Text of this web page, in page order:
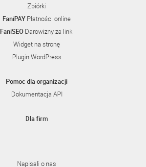
Zbiórki
FaniPAY Płatności online
FaniSEODarowizny za linki
Widget na stronę
Plugin WordPress
Pomoc dla organizacji
Dokumentacja API
Dla firm
Napisali o nas